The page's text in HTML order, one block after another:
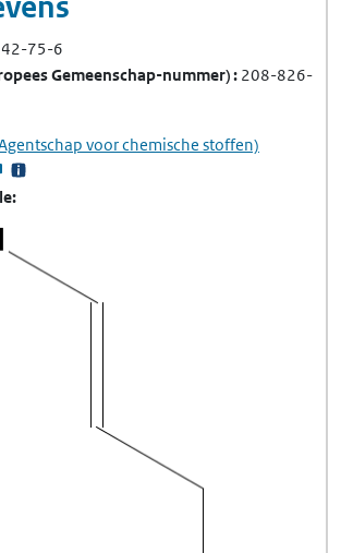
75-6
Gemeenschap-nummer) 208-826-
voor chemische stoffen)
(opent in een nieuw tabblad)